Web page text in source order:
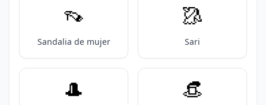
👡
Sandalia de mujer
🥻
Sari
🎩 👒